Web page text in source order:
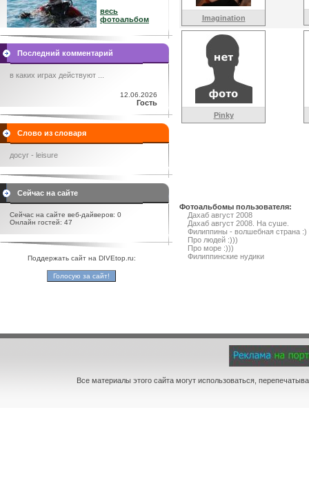
весь
фотоальбом
Последний комментарий
в каких играх действуют ...
12.06.2026
Гость
Слово из словаря
досуг - leisure
Сейчас на сайте
Сейчас на сайте веб-дайверов: 0
Онлайн гостей: 47
Поддержать сайт на DIVEtop.ru:
Imagination
Pinky
Фотоальбомы пользователя:
Дахаб август 2008
Дахаб август 2008. На суше.
Филиппины - волшебная страна :)
Про людей :)))
Про море :)))
Филиппинские нудики
Все материалы этого сайта могут использоваться,